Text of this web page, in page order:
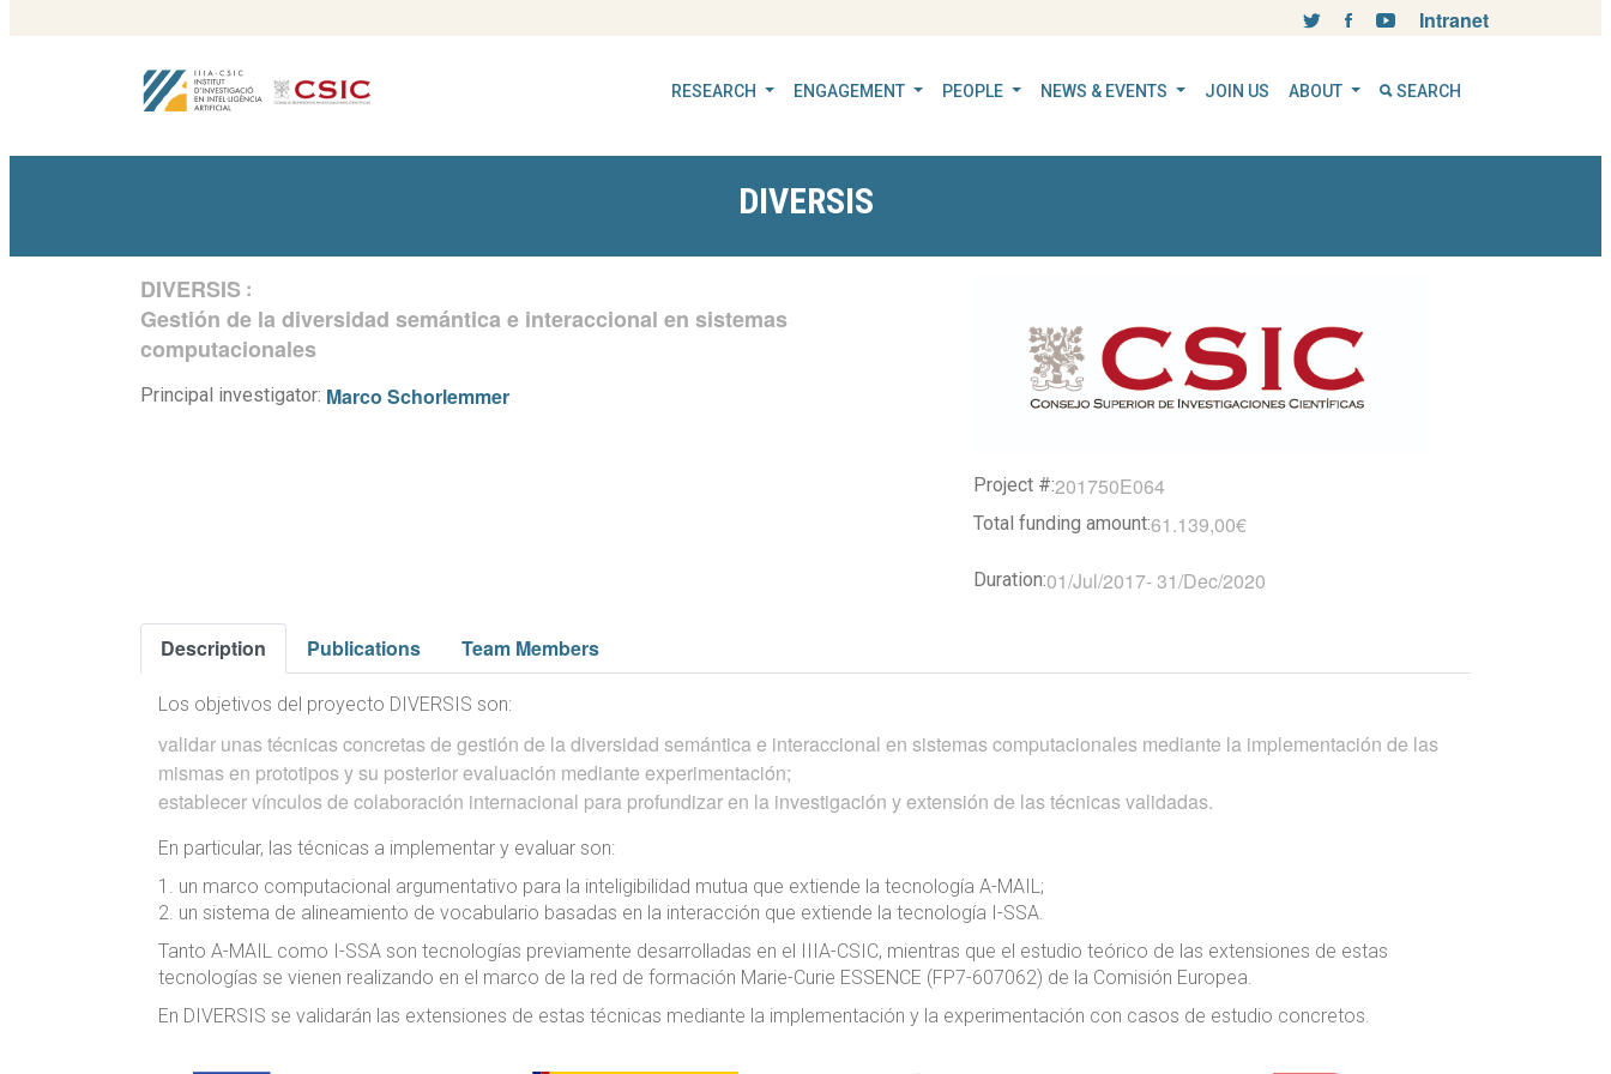
Intranet
RESEARCH ENGAGEMENT PEOPLE NEWS & EVENTS JOIN US ABOUT SEARCH
DIVERSIS
DIVERSIS :
Gestión de la diversidad semántica e interaccional en sistemas
computacionales
Principal investigator: Marco Schorlemmer
Project #:201750E064
Total funding amount:61.139,00€
Duration:01/Jul/2017-31/Dec/2020
Description Publications Team Members
Los objetivos del proyecto DIVERSIS son:
validar unas técnicas concretas de gestión de la diversidad semántica e interaccional en sistemas computacionales mediante la implementación de las
mismas en prototipos y su posterior evaluación mediante experimentación;
establecer vínculos de colaboración internacional para profundizar en la investigación y extensión de las técnicas validadas.
En particular, las técnicas a implementar y evaluar son:
1. un marco computacional argumentativo para la inteligibilidad mutua que extiende la tecnología A-MAIL;
2. un sistema de alineamiento de vocabulario basadas en la interacción que extiende la tecnología I-SSA.
Tanto A-MAIL como I-SSA son tecnologías previamente desarrolladas en el IIIA-CSIC, mientras que el estudio teórico de las extensiones de estas
tecnologías se vienen realizando en el marco de la red de formación Marie-Curie ESSENCE (FP7-607062) de la Comisión Europea.
En DIVERSIS se validarán las extensiones de estas técnicas mediante la implementación y la experimentación con casos de estudio concretos.